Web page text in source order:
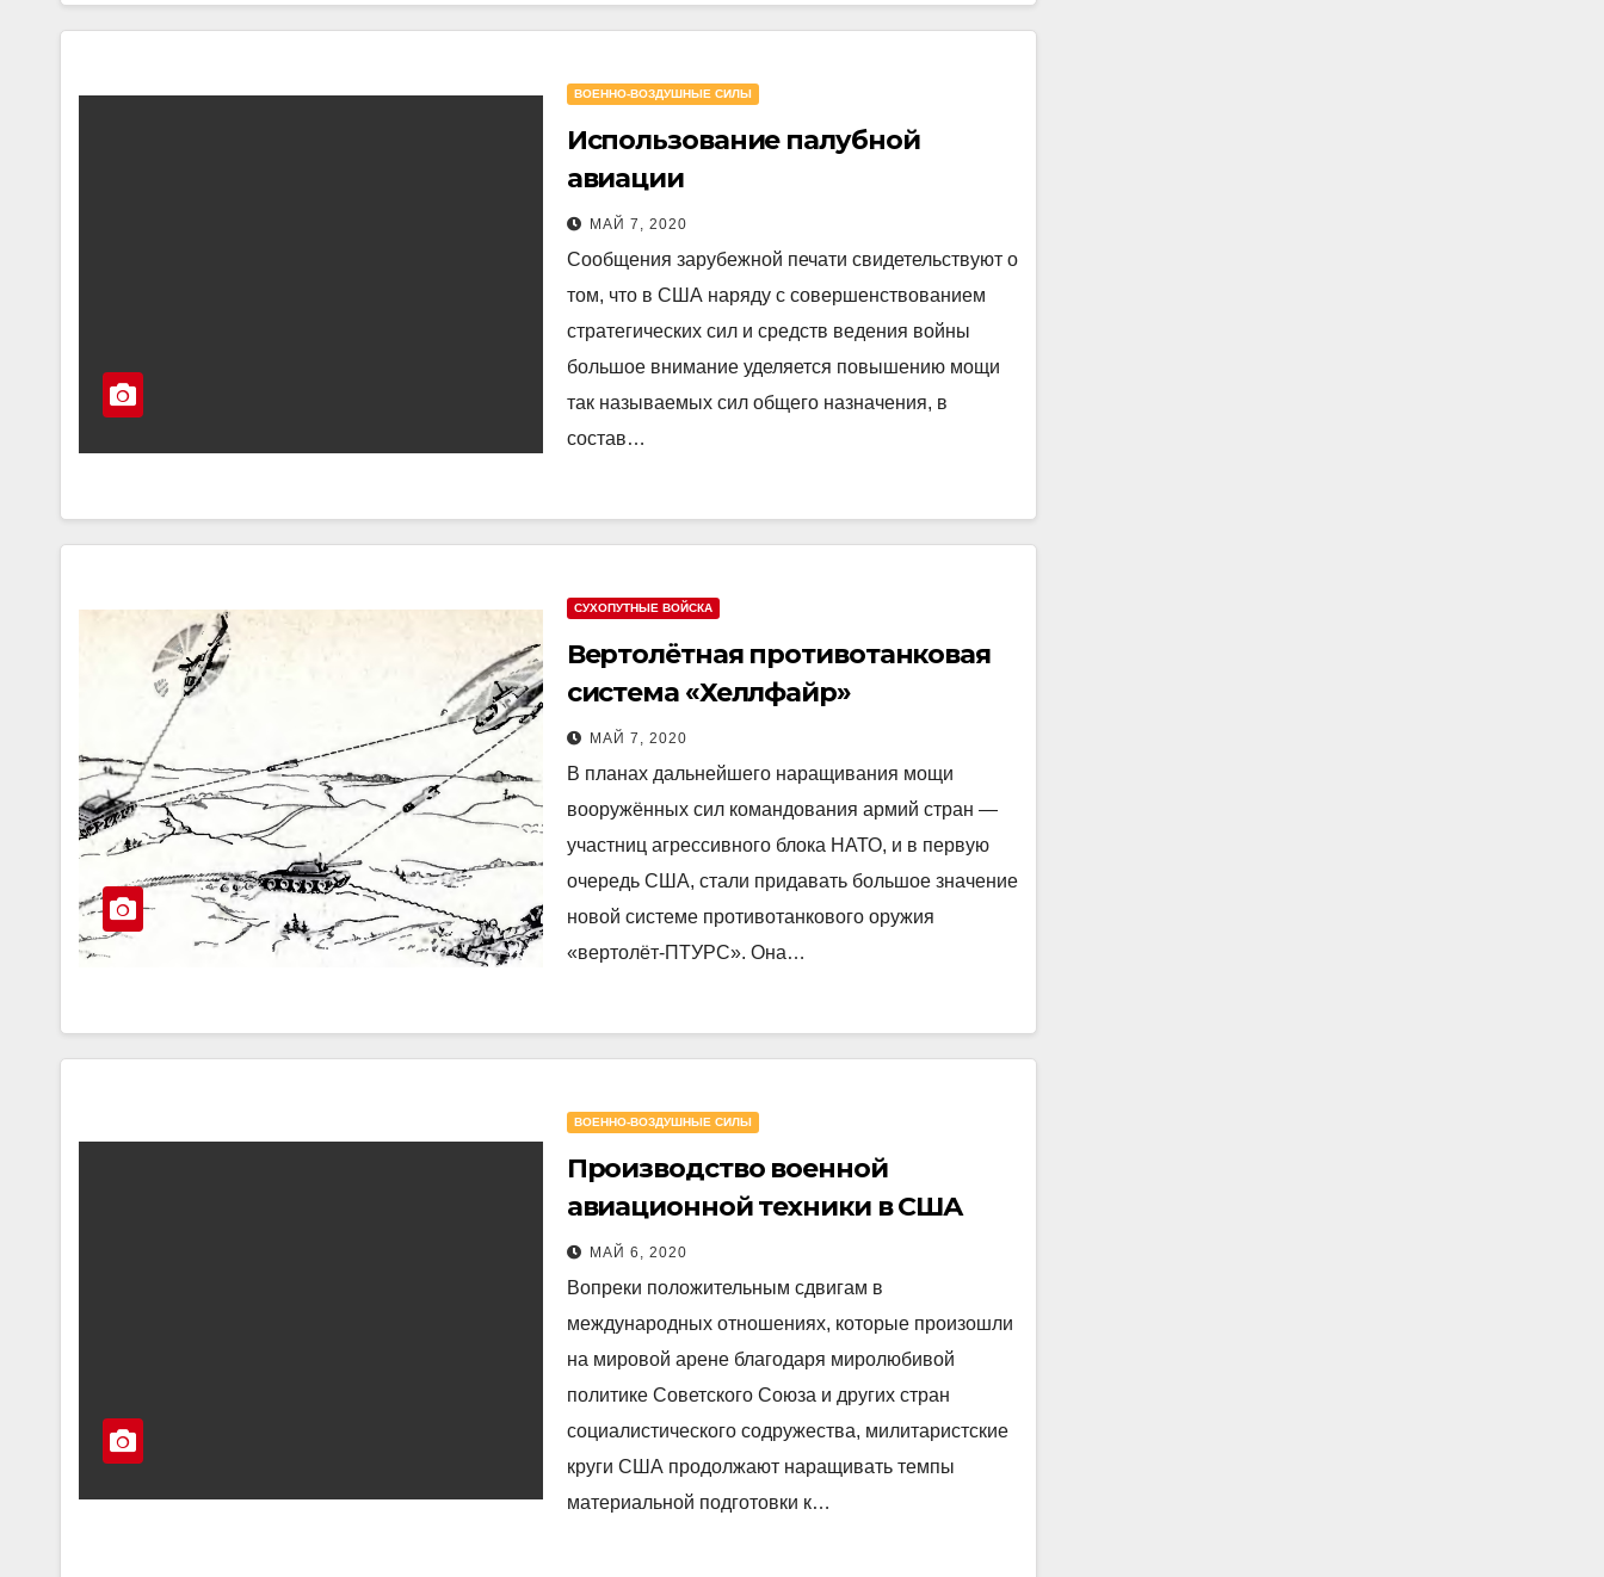
ВОЕННО-ВОЗДУШНЫЕ СИЛЫ
Использование палубной
авиации
МАЙ 7, 2020
Сообщения зарубежной печати свидетельствуют о
том, что в США наряду с совершенствованием
стратегических сил и средств ведения войны
большое внимание уделяется повышению мощи
так называемых сил общего назначения, в
состав…
СУХОПУТНЫЕ ВОЙСКА
Вертолётная противотанковая
система «Хеллфайр»
МАЙ 7, 2020
В планах дальнейшего наращивания мощи
вооружённых сил командования армий стран —
участниц агрессивного блока НАТО, и в первую
очередь США, стали придавать большое значение
новой системе противотанкового оружия
«вертолёт-ПТУРС». Она…
ВОЕННО-ВОЗДУШНЫЕ СИЛЫ
Производство военной
авиационной техники в США
МАЙ 6, 2020
Вопреки положительным сдвигам в
международных отношениях, которые произошли
на мировой арене благодаря миролюбивой
политике Советского Союза и других стран
социалистического содружества, милитаристские
круги США продолжают наращивать темпы
материальной подготовки к…